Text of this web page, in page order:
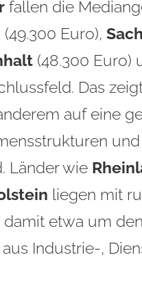
fallen die
(49.300 Euro),
(48.300 Euro)
Das
auf eine
Länder wie
liegen mit
etwa um
Industrie-,